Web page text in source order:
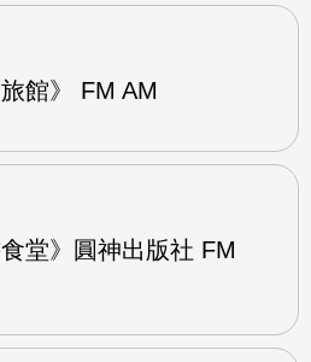
館》 FM AM
堂》圓神出版社 FM